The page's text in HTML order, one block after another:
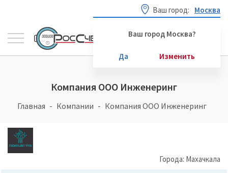
Ваш город: Москва
Ваш город Москва?
Да Изменить
Компания ООО Инженеринг
Главная Компании Компания ООО Инженеринг
Города: Махачкала